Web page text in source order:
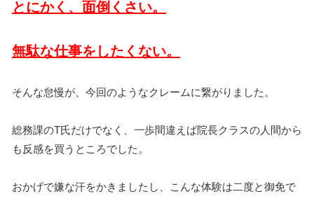
とにかく、面倒くさい。
無駄な仕事をしたくない。
そんな怠慢が、今回のようなクレームに繋がりました。
総務課のT氏だけでなく、一歩間違えば院長クラスの人間から
も反感を買うところでした。
おかげで嫌な汗をかきましたし、こんな体験は二度と御免で